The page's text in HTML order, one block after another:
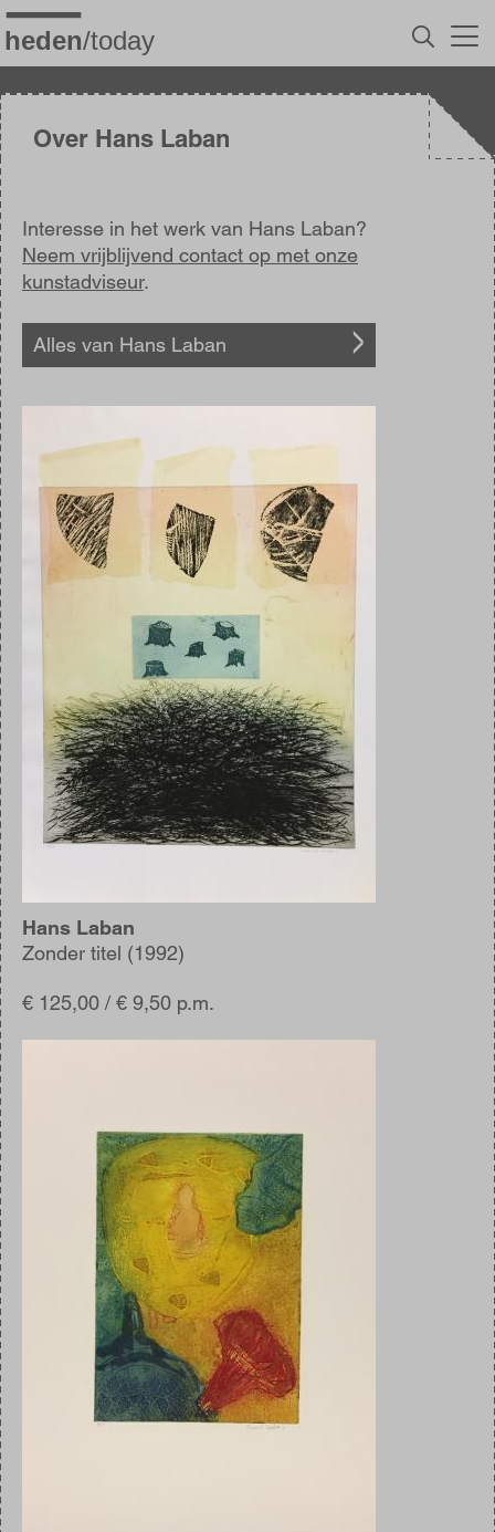
Overslaan
en
naar
inhoud
gaanOver Hans Laban
Interesse in het werk van Hans Laban?
Neem vrijblijvend contact op met onze
kunstadviseur.
Alles van Hans Laban
Hans Laban
Zonder titel (1992)
€ 125,00 / € 9,50 p.m.